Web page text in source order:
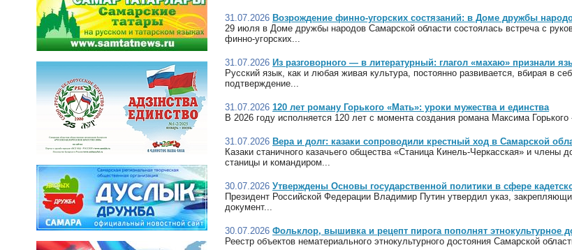
31.07.2026 Возрождение финно-угорских состязаний: в Доме дружбы
29 июля в Доме дружбы народов Самарской области состоялась встреча с
финно-угорских...
31.07.2026 Из разговорного — в литературный: глагол «махаю» признали
Русский язык, как и любая живая культура, постоянно развивается, вбирая в
подтверждение...
31.07.2026 120 лет роману Горького «Мать»: уроки мужества и единства
В 2026 году исполняется 120 лет с момента создания романа Максима
31.07.2026 Вера и долг: казаки сопроводили крестный ход в Самарской
Казаки станичного казачьего общества «Станица Кинель-Черкасская» и
станицы и командиром...
30.07.2026 Утверждены Основы государственной политики в сфере
Президент Российской Федерации Владимир Путин утвердил указ,
документ...
30.07.2026 Фольклор, вышивка и рецепт пирога пополнят этнокультурное
Реестр объектов нематериального этнокультурного достояния Самарской